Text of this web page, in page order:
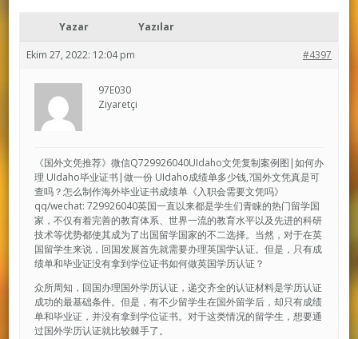
Yazar Yazılar
Ekim 27, 2022: 12:04 pm #4397
97E030
Ziyaretçi
《国外文凭推荐》微信Q729926040UIdaho文凭复制案例图|如何办
理 UIdaho毕业证书|做一份 UIdaho成绩单多少钱,?国外文凭真是可
查吗？怎么制作海外毕业证书成绩单《入职会需要文凭吗》
qq/wechat: 729926040英国一直以来都是学生们青睐的热门留学国
家，不仅有着完善的教育体系、世界一流的教育水平以及先进的科研
技术等优势都使其成为了出国留学国家的不二选择。当然，对于在英
国留学生来说，回国发展首先就需要办理英国学认证。但是，只有成
绩单和毕业证没有拿到学位证书如何做英国学历认证？
众所周知，回国办理国外学历认证，递交齐全的认证材料是学历认证
成功的最基础条件。但是，有不少留学生在国外留学后，却只有成绩
单和毕业证，并没有拿到学位证书。对于这类情况的留学生，想要通
过国外学历认证就比较棘手了。